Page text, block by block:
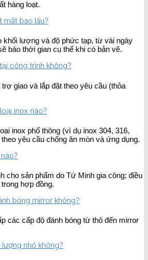
hàng loạt.
mất bao lâu?
khối lượng và độ phức tạp, từ vài ngày
báo thời gian cụ thể khi có bản vẽ.
công trình không?
giao và lắp đặt theo yêu cầu (thỏa
inox nào?
inox phổ thông (ví dụ inox 304, 316,
yêu cầu chống ăn mòn và ứng dụng.
cho sản phẩm do Tứ Minh gia công; điều
hợp đồng.
bóng mirror không?
các cấp độ đánh bóng từ thô đến mirror
nhỏ không?